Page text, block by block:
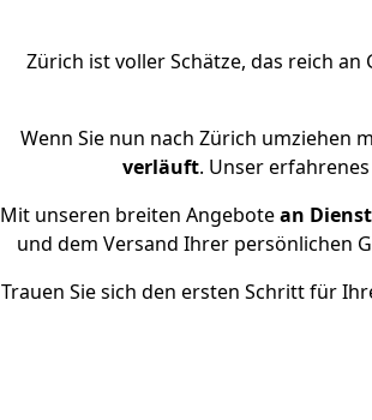
Zürich ist voller Schätze, das reich
Wenn Sie nun nach Zürich umziehen
verläuft. Unser
Mit unseren breiten Angebotean
und dem Versand Ihrer persönlichen
Trauen Sie sich den ersten Schritt für